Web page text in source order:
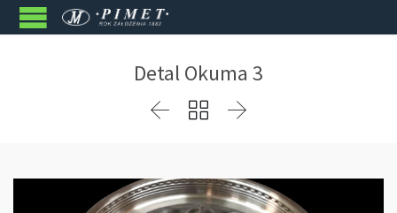
Detal Okuma 3
  